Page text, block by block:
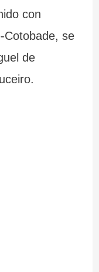
con
Cotobade, se
de